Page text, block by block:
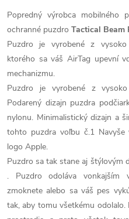
Popredný výrobca mobilného
ochranné puzdroTactical Beam
Puzdro je vyrobené z
ktorého sa váš AirTag upevní
mechanizmu.
Puzdro je vyrobené z
Podarený dizajn puzdra
nylonu. Minimalistický dizajn a
tohto puzdra voľbu č.1 Navyše
logo Apple.
Puzdro sa tak stane aj štýlovým
. Puzdro odoláva vonkajším
zmoknete alebo sa váš pes
tak, aby tomu všetkému